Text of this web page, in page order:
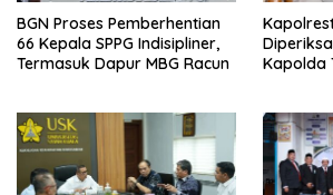
BGN Proses Pemberhentian
66 Kepala SPPG Indisipliner,
Termasuk Dapur MBG Racun
Kapolda